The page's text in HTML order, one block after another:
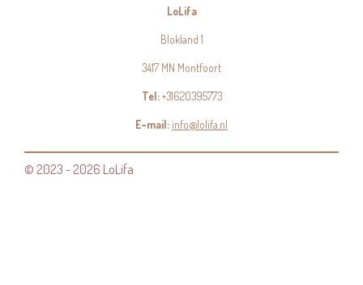
LoLifa
Blokland 1
3417 MN Montfoort
Tel:+31620395773
E-mail:info@lolifa.nl
© 2023 - 2026 LoLifa